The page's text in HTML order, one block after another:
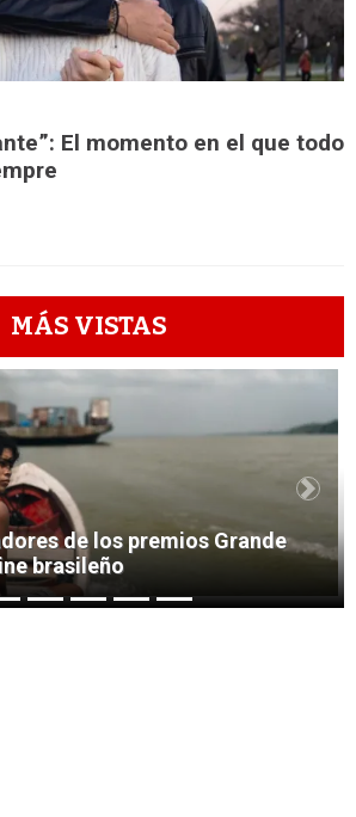
El momento en el que todo
MÁS VISTAS
1
de los premios Grande
brasileño
Next